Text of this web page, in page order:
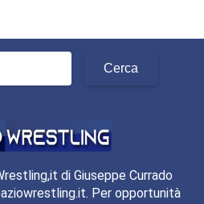
di Giuseppe Currado
Per opportunità